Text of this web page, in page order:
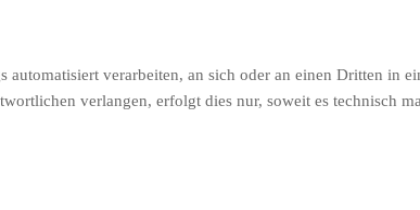
verarbeiten, an sich oder an einen Dritten in
verlangen, erfolgt dies nur, soweit es technisch